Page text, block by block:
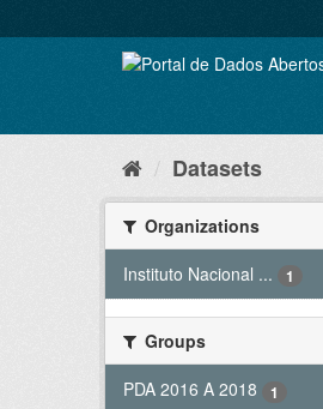
to
Datasets
Organizations
Instituto Nacional ...
1
Groups
PDA 2016 A 2018
1